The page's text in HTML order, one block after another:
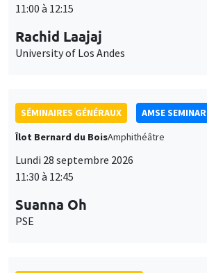
11:00 à 12:15
Rachid Laajaj
University of Los Andes
SÉMINAIRES GÉNÉRAUX
AMSE SEMINAR
Îlot Bernard du BoisAmphithéâtre
Lundi 28 septembre 2026
11:30 à 12:45
Suanna Oh
PSE